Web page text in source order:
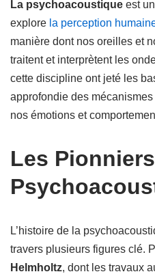
La psychoacoustique est
explore la perception
manière dont nos oreilles et
traitent et interprètent les
cette discipline ont jeté les
approfondie des
nos émotions et
Les
L’histoire de la
travers plusieurs figures clé.
Helmholtz, dont les travaux